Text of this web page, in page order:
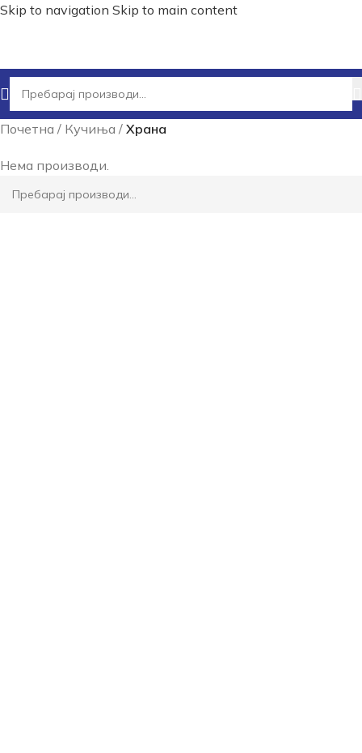
Skip to navigation Skip to main content
Почетна / Кучиња / Храна
Нема производи.